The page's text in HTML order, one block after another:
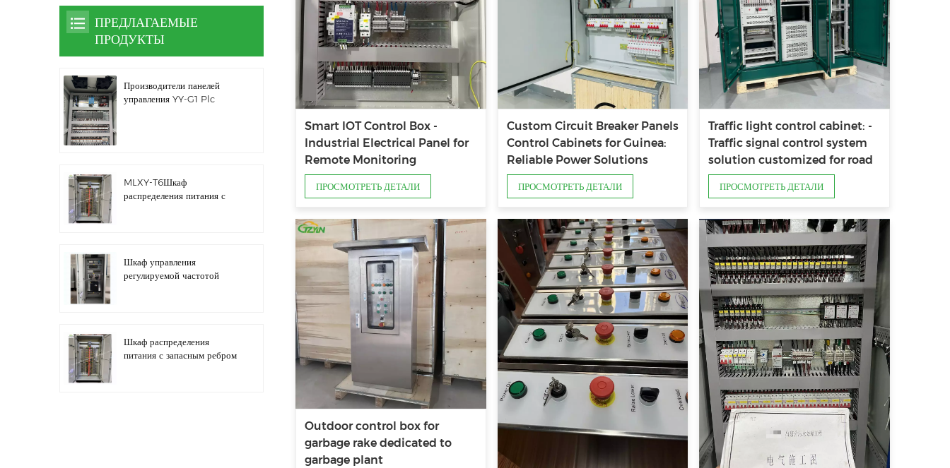
Smart IOT Control Box -
Industrial Electrical Panel for
Remote Monitoring
ПРОСМОТРЕТЬ ДЕТАЛИ
Custom Circuit Breaker Panels
Control Cabinets for Guinea:
Reliable Power Solutions
ПРОСМОТРЕТЬ ДЕТАЛИ
Traffic light control cabinet: -
Traffic signal control system
solution customized for road
administration
ПРОСМОТРЕТЬ ДЕТАЛИ
Outdoor control box for
garbage rake dedicated to
garbage plant
ПРЕДЛАГАЕМЫЕ
ПРОДУКТЫ
Производители панелей
управления YY-G1 Plc
MLXY-T6Шкаф
распределения питания с
Шкаф управления
регулируемой частотой
Шкаф распределения
питания с запасным ребром